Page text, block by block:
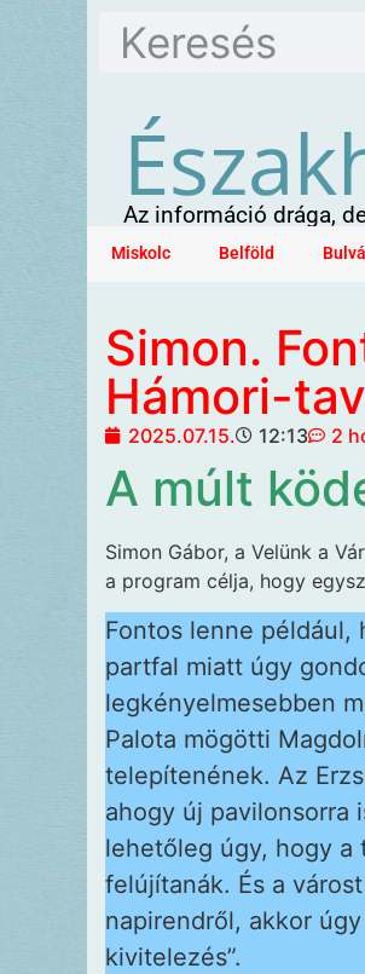
Az információ drága,
Miskolc Belföld
Simon.
Hámori-
2025.07.15. 12:13 2
A múlt
Simon Gábor, a Velünk a
a program célja, hogy
Fontos lenne például,
partfal miatt úgy
legkényelmesebben
Palota mögötti
telepítenének. Az
ahogy új pavilonsorra
lehetőleg úgy, hogy
felújítanák. És a
napirendről, akkor
kivitelezés”.